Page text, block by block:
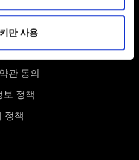
경우, 사용자의 선호도를
희 파트너와 공유할 수도
으로 쿠키를 사용할
할 것입니다.
나 관련 설정은 아래의
있습니다.
만 사용
관 동의
보 정책
정책